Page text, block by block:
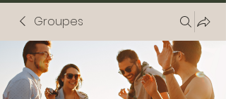
Groupes